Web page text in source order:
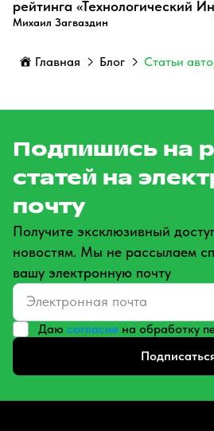
рейтинга «Технологический
Михаил Загваздин
Главная Блог Статьи
Подпишись на
статей на
почту
Получите эксклюзивный
новостям. Мы не рассылаем
вашу электронную почту
Даю согласие на обработку